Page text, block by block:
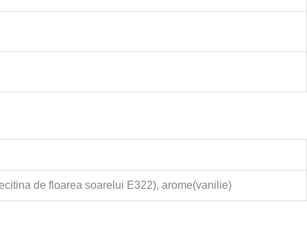
de floarea soarelui E322), arome(vanilie)